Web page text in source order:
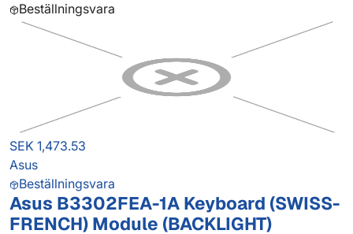
Beställningsvara
SEK 1,473.53
Asus
Beställningsvara
Asus B3302FEA-1A Keyboard (SWISS-
FRENCH) Module (BACKLIGHT)